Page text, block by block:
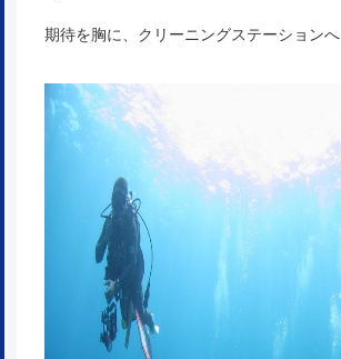
期待を胸に、クリーニングステーションへ